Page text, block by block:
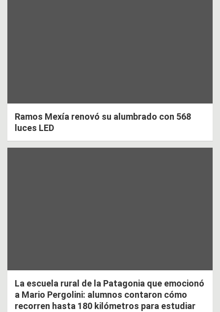
Ramos Mexía renovó su alumbrado con 568
luces LED
La escuela rural de la Patagonia que emocionó
a Mario Pergolini: alumnos contaron cómo
recorren hasta 180 kilómetros para estudiar